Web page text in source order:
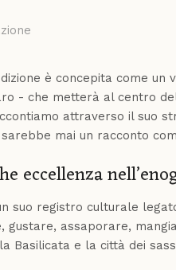
è concepita come
- che metterà al centro
attraverso il suo
mai un racconto
eccellenza
suo registro culturale
gustare, assaporare,
Basilicata e la città dei